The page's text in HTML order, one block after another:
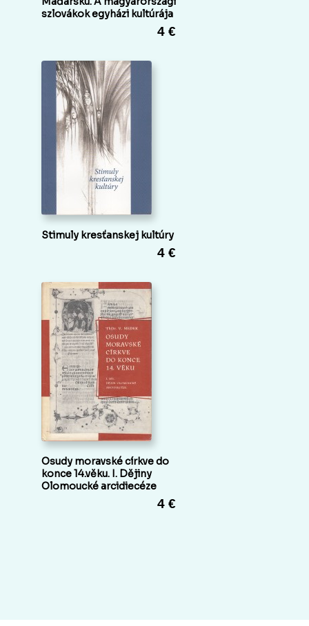
szlovákok egyházi kultúrája
4 €
Stimuly kresťanskej kultúry
4 €
Osudy moravské církve do
konce 14.věku. I. Dějiny
Olomoucké arcidiecéze
4 €